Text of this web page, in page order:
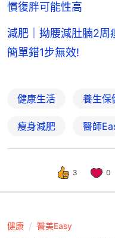
慣復胖可能性高
減肥｜拗腰減肚腩2
簡單錯1步無效!
健康生活 養生保
瘦身減肥 醫師
3 0
健康 醫美Easy